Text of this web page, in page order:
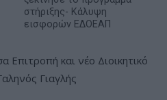
στήριξης- Κάλυψη
εισφορών ΕΔΟΕΑΠ